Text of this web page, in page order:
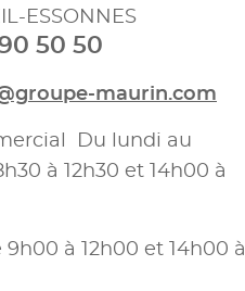
ESSONNES
50 50
maurin.com
Du lundi au
à 12h30 et 14h00 à
9h00 à 12h00 et 14h00 à